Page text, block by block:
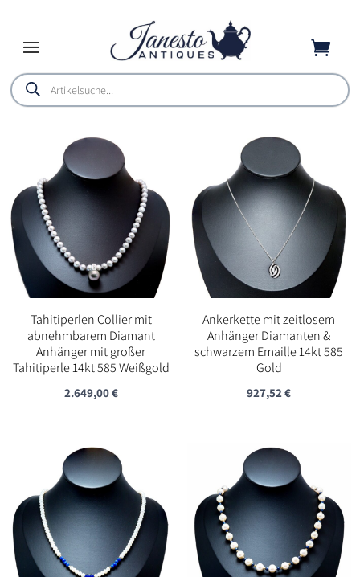

Products
search
Tahitiperlen Collier mit
abnehmbarem Diamant
Anhänger mit großer
Tahitiperle 14kt 585 Weißgold
2.649,00€
Ankerkette mit zeitlosem
Anhänger Diamanten &
schwarzem Emaille 14kt 585
Gold
927,52€